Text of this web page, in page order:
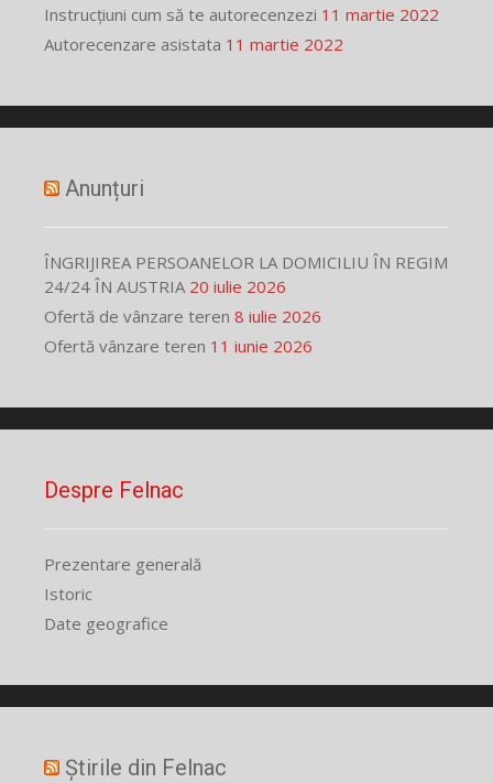
Instrucțiuni cum să te autorecenzezi 11 martie 2022
Autorecenzare asistata 11 martie 2022
Anunțuri
ÎNGRIJIREA PERSOANELOR LA DOMICILIU ÎN REGIM
24/24 ÎN AUSTRIA 20 iulie 2026
Ofertă de vânzare teren 8 iulie 2026
Ofertă vânzare teren 11 iunie 2026
Despre Felnac
Prezentare generală
Istoric
Date geografice
Știrile din Felnac